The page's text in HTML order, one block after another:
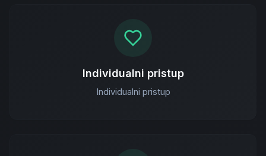
Individualni pristup
Individualni pristup